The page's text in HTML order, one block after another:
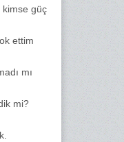
kimse güç
ettim
mı
mi?